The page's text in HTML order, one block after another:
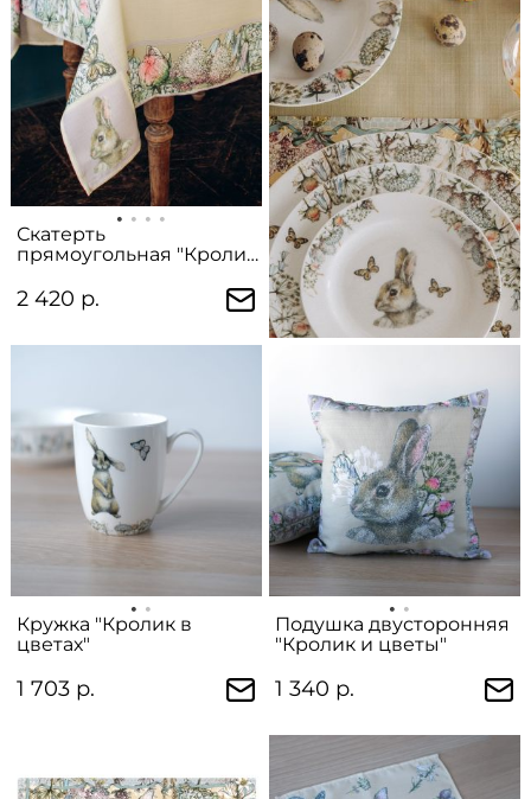
Скатерть
прямоугольная "Кролик
2 420 р.
Кружка "Кролик в
цветах"
1 703 р.
Подушка двусторонняя
"Кролик и цветы"
1 340 р.